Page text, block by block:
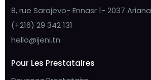
8, rue Sarajevo- Ennasr 1- 2037 Ariana
(+216) 29 342 131
hello@ijeni.tn
Pour Les Prestataires